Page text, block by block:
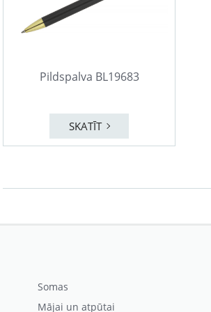
Pildspalva BL19683
SKATĪT
Somas
Mājai un atpūtai